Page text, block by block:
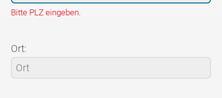
Bitte PLZ eingeben.
Ort: